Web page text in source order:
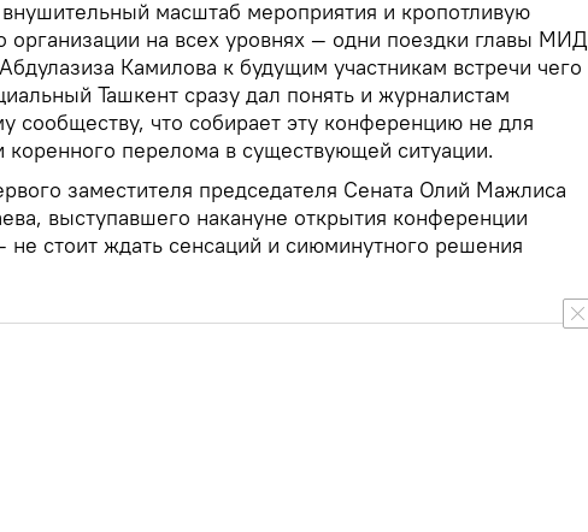
масштаб мероприятия и кропотливую
организации на всех уровнях — одни поездки главы МИД
Камилова к будущим участникам встречи чего
Ташкент сразу дал понять и журналистам
сообществу, что собирает эту конференцию не для
коренного перелома в существующей ситуации.
заместителя председателя Сената Олий Мажлиса
выступавшего накануне открытия конференции
не стоит ждать сенсаций и сиюминутного решения